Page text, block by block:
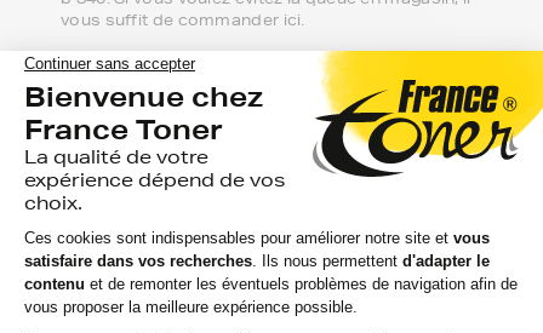
vous suffit de commander ici.
Notre équipe de conseillers se tient à
votre disposition si vous avez des
questions.
Nous sommes disponibles depuis votre espace client ou
directement par téléphone. N'hésitez pas à regarder nos
packs de cartouches si vous souhaitez optimiser le coût
à la feuille imprimée.
Toutes nos livraisons sont suivies depuis notre entrepôt
à leur arrivée chez vous ou au point de retrait. Nous